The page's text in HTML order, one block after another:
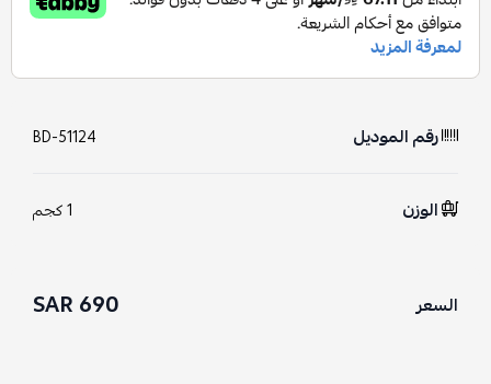
رقم الموديل BD-51124
الوزن 1 كجم
السعر 690 SAR